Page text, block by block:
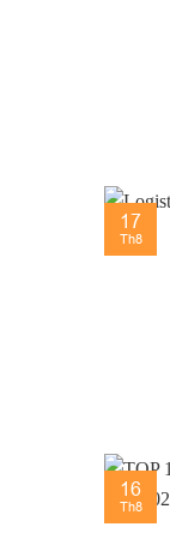
17
Th8
16
Th8